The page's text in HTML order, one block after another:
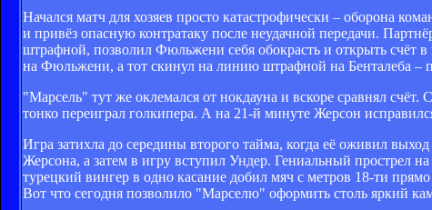
Начался матч для хозяев просто катастрофически – оборона
и привёз опасную контратаку после неудачной передачи.
штрафной, позволил Фюльжени себя обокрасть и открыть счёт
на Фюльжени, а тот скинул на линию штрафной на Бенталеба –
"Марсель" тут же оклемался от нокдауна и вскоре сравнял
тонко переиграл голкипера. А на 21-й минуте Жерсон
Игра затихла до середины второго тайма, когда её оживил
Жерсона, а затем в игру вступил Ундер. Гениальный прострел
турецкий вингер в одно касание добил мяч с метров 18-ти
Вот что сегодня позволило "Марселю" оформить столь яркий